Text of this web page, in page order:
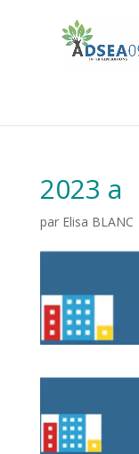
2023 a
par Elisa BLANC